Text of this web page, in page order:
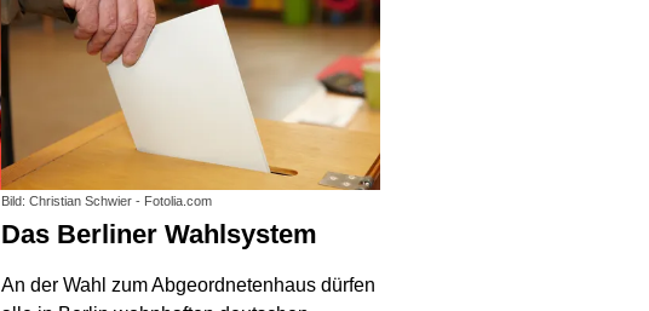
Bild: Christian Schwier - Fotolia.com
Das Berliner Wahlsystem
An der Wahl zum Abgeordnetenhaus dürfen